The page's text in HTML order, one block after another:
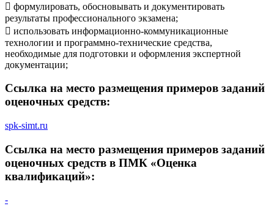
 формулировать, обосновывать и документировать
результаты профессионального экзамена;
 использовать информационно-коммуникационные
технологии и программно-технические средства,
необходимые для подготовки и оформления экспертной
документации;
Ссылка на место размещения примеров заданий
оценочных средств:
spk-simt.ru
Ссылка на место размещения примеров заданий
оценочных средств в ПМК «Оценка
квалификаций»:
-